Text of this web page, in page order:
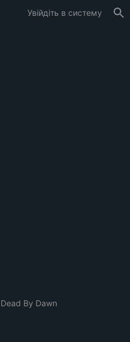
Увійдіть в систему
Dead By Dawn